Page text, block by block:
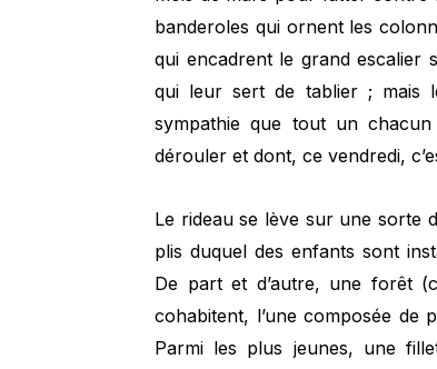
banderoles qui ornent les
qui encadrent le grand escalier
qui leur sert de tablier ; mais
sympathie que tout un
dérouler et dont, ce vendredi,
Le rideau se lève sur une sorte
plis duquel des enfants sont
De part et d’autre, une forêt
cohabitent, l’une composée de
Parmi les plus jeunes, une